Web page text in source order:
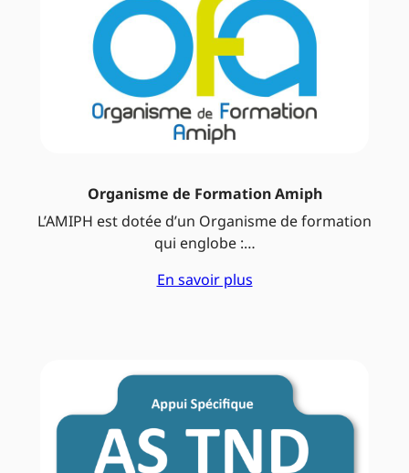
Organisme de Formation Amiph
L’AMIPH est dotée d’un Organisme de formation
qui englobe :…
En savoir plus